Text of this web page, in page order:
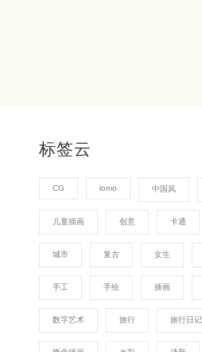
标签云
CG lomo 中国风
儿童插画 创意 卡通
城市 复古 女生
手工 手绘 插画
数字艺术 旅行 旅行日记